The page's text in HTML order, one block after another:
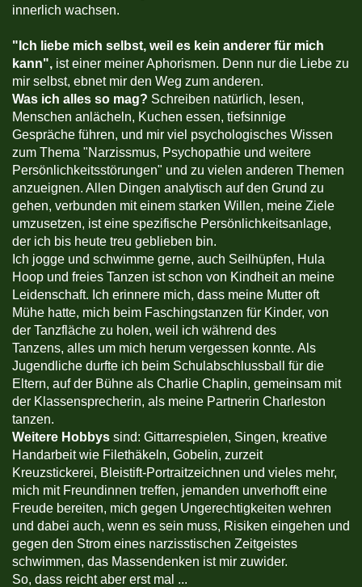
innerlich wachsen.
" Ich liebe mich selbst, weil es kein anderer für mich
kann", ist einer meiner Aphorismen. Denn nur die Liebe zu
mir selbst, ebnet mir den Weg zum anderen.
Was ich alles so mag? Schreiben natürlich, lesen,
Menschen anlächeln, Kuchen essen, tiefsinnige
Gespräche führen, und mir viel psychologisches Wissen
zum Thema "Narzissmus, Psychopathie und weitere
Persönlichkeitsstörungen" und zu vielen anderen Themen
anzueignen. Allen Dingen analytisch auf den Grund zu
gehen, verbunden mit einem starken Willen, meine Ziele
umzusetzen, ist eine spezifische Persönlichkeitsanlage,
der ich bis heute treu geblieben bin.
Ich jogge und schwimme gerne, auch Seilhüpfen, Hula
Hoop und freies Tanzen ist schon von Kindheit an meine
Leidenschaft. Ich erinnere mich, dass meine Mutter oft
Mühe hatte, mich beim Faschingstanzen für Kinder, von
der Tanzfläche zu holen, weil ich während des
Tanzens, alles um mich herum vergessen konnte. Als
Jugendliche durfte ich beim Schulabschlussball für die
Eltern, auf der Bühne als Charlie Chaplin, gemeinsam mit
der Klassensprecherin, als meine Partnerin Charleston
tanzen.
Weitere Hobbys sind: Gittarrespielen, Singen, kreative
Handarbeit wie Filethäkeln, Gobelin, zurzeit
Kreuzstickerei, Bleistift-Portraitzeichnen und vieles mehr,
mich mit Freundinnen treffen, jemanden unverhofft eine
Freude bereiten, mich gegen Ungerechtigkeiten wehren
und dabei auch, wenn es sein muss, Risiken eingehen und
gegen den Strom eines narzisstischen Zeitgeistes
schwimmen, das Massendenken ist mir zuwider.
So, dass reicht aber erst mal ...